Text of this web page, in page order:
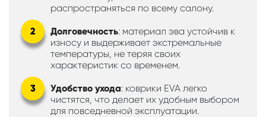
распространяться по всему салону.
Долговечность: материал эва устойчив к
износу и выдерживает экстремальные
температуры, не теряя своих
характеристик со временем.
Удобство ухода: коврики EVA легко
чистятся, что делает их удобным выбором
для повседневной эксплуатации.